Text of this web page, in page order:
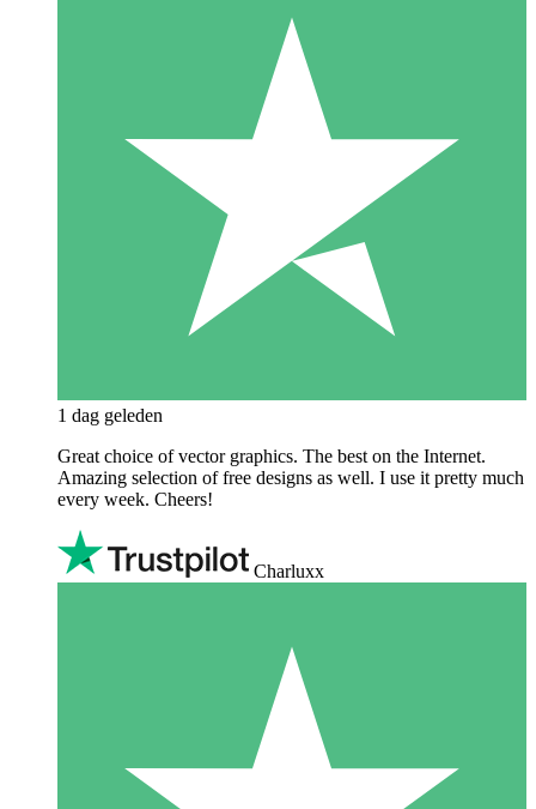
1 dag geleden
Great choice of vector graphics. The best on the Internet.
Amazing selection of free designs as well. I use it pretty much
every week. Cheers!
Charluxx